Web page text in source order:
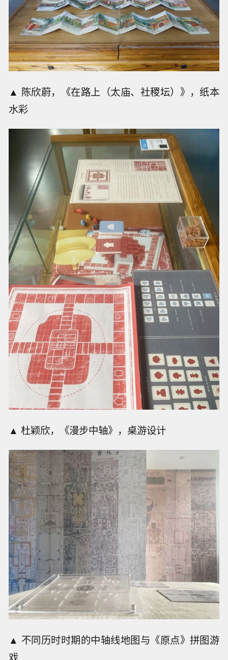
▲ 陈欣蔚，《在路上（太庙、社稷坛）》，纸本
水彩
▲ 杜颖欣，《漫步中轴》，桌游设计
▲ 不同历时时期的中轴线地图与《原点》拼图游
戏